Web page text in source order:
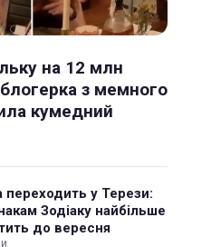
на 12 млн
з мемного
кумедний
переходить у Терези:
Зодіаку найбільше
до вересня